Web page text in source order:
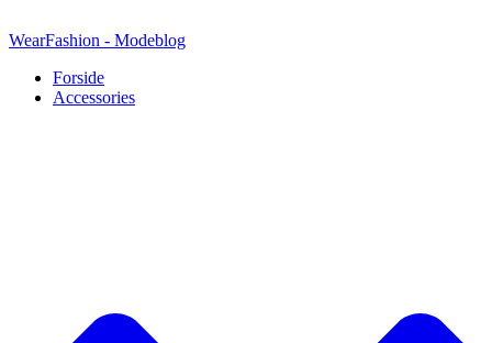
til
WearFashion - Modeblog
Forside
Accessories